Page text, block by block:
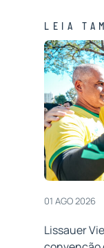
LEIA
01 AGO 2026
Lissauer